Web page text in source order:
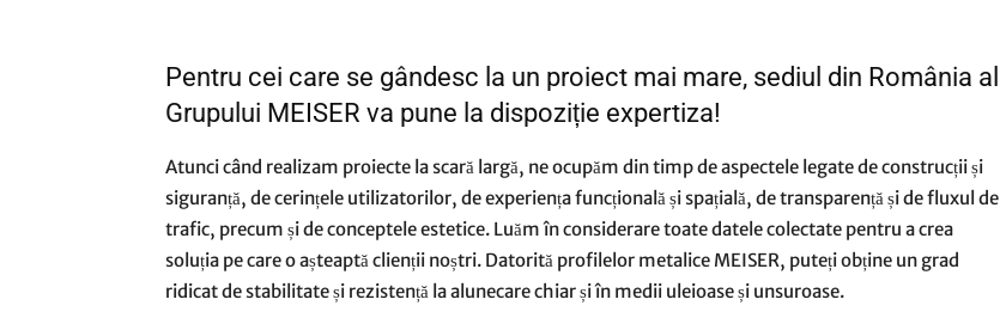
Pentru cei care se gândesc la un proiect mai mare, sediul din România al
Grupului MEISER va pune la dispoziție expertiza!
Atunci când realizam proiecte la scară largă, ne ocupăm din timp de aspectele legate de construcții și
siguranță, de cerințele utilizatorilor, de experiența funcțională și spațială, de transparență și de fluxul de
trafic, precum și de conceptele estetice. Luăm în considerare toate datele colectate pentru a crea
soluția pe care o așteaptă clienții noștri. Datorită profilelor metalice MEISER, puteți obține un grad
ridicat de stabilitate și rezistență la alunecare chiar și în medii uleioase și unsuroase.